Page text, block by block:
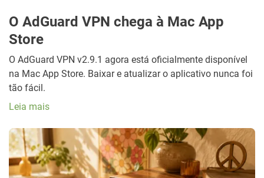
O AdGuard VPN chega à Mac App
Store
O AdGuard VPN v2.9.1 agora está oficialmente disponível
na Mac App Store. Baixar e atualizar o aplicativo nunca foi
tão fácil.
Leia mais